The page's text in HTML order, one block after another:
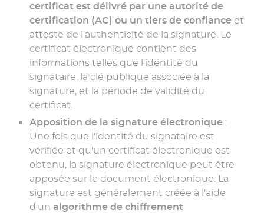
certificat est délivré par une autorité de
certification (AC) ou un tiers de confiance et
atteste de l'authenticité de la signature. Le
certificat électronique contient des
informations telles que l'identité du
signataire, la clé publique associée à la
signature, et la période de validité du
certificat.
Apposition de la signature électronique :
Une fois que l'identité du signataire est
vérifiée et qu'un certificat électronique est
obtenu, la signature électronique peut être
apposée sur le document électronique. La
signature est généralement créée à l'aide
d'un algorithme de chiffrement